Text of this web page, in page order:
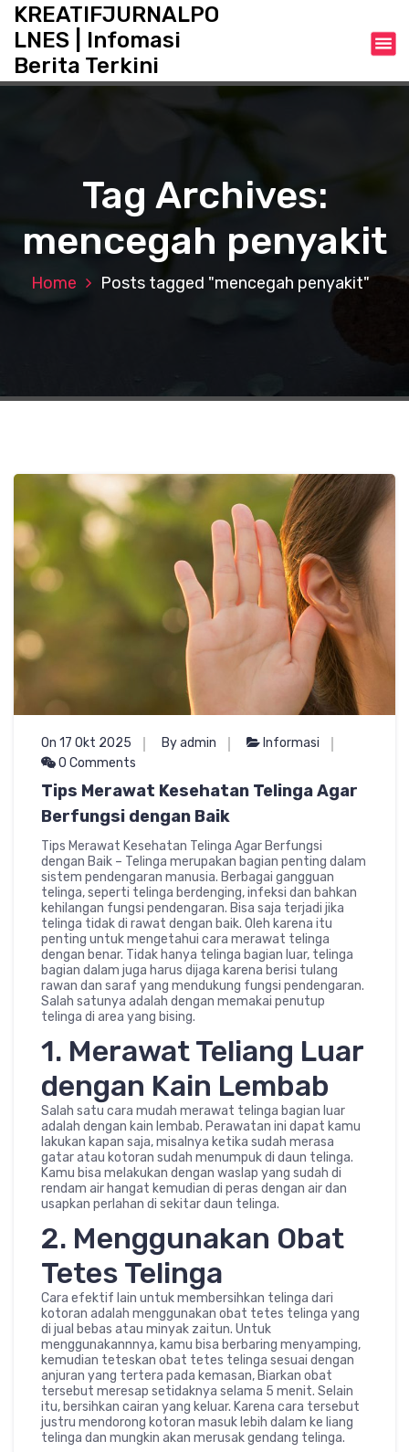
t
KREATIFJURNALPO
LNES | Infomasi
Berita Terkini
Tag Archives:
mencegah penyakit
Home Posts tagged "mencegah penyakit"
On 17 Okt 2025 By admin
Informasi
0 Comments
Tips Merawat Kesehatan Telinga Agar
Berfungsi dengan Baik
Tips Merawat Kesehatan Telinga Agar Berfungsi
dengan Baik – Telinga merupakan bagian penting dalam
sistem pendengaran manusia. Berbagai gangguan
telinga, seperti telinga berdenging, infeksi dan bahkan
kehilangan fungsi pendengaran. Bisa saja terjadi jika
telinga tidak di rawat dengan baik. Oleh karena itu
penting untuk mengetahui cara merawat telinga
dengan benar. Tidak hanya telinga bagian luar, telinga
bagian dalam juga harus dijaga karena berisi tulang
rawan dan saraf yang mendukung fungsi pendengaran.
Salah satunya adalah dengan memakai penutup
telinga di area yang bising.
1. Merawat Teliang Luar
dengan Kain Lembab
Salah satu cara mudah merawat telinga bagian luar
adalah dengan kain lembab. Perawatan ini dapat kamu
lakukan kapan saja, misalnya ketika sudah merasa
gatar atau kotoran sudah menumpuk di daun telinga.
Kamu bisa melakukan dengan waslap yang sudah di
rendam air hangat kemudian di peras dengan air dan
usapkan perlahan di sekitar daun telinga.
2. Menggunakan Obat
Tetes Telinga
Cara efektif lain untuk membersihkan telinga dari
kotoran adalah menggunakan obat tetes telinga yang
di jual bebas atau minyak zaitun. Untuk
menggunakannnya, kamu bisa berbaring menyamping,
kemudian teteskan obat tetes telinga sesuai dengan
anjuran yang tertera pada kemasan, Biarkan obat
tersebut meresap setidaknya selama 5 menit. Selain
itu, bersihkan cairan yang keluar. Karena cara tersebut
justru mendorong kotoran masuk lebih dalam ke liang
telinga dan mungkin akan merusak gendang telinga.